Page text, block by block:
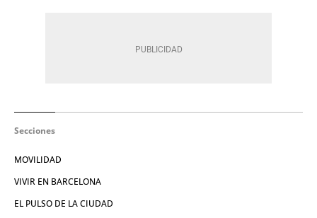
Secciones
MOVILIDAD
VIVIR EN BARCELONA
EL PULSO DE LA CIUDAD